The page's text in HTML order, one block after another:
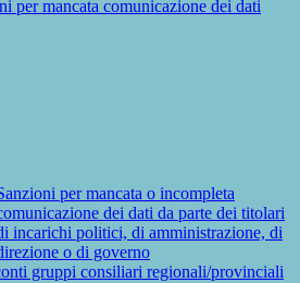
per mancata comunicazione dei dati
per mancata o incompleta
dei dati da parte dei titolari
incarichi politici, di amministrazione, di
o di governo
gruppi consiliari regionali/provinciali